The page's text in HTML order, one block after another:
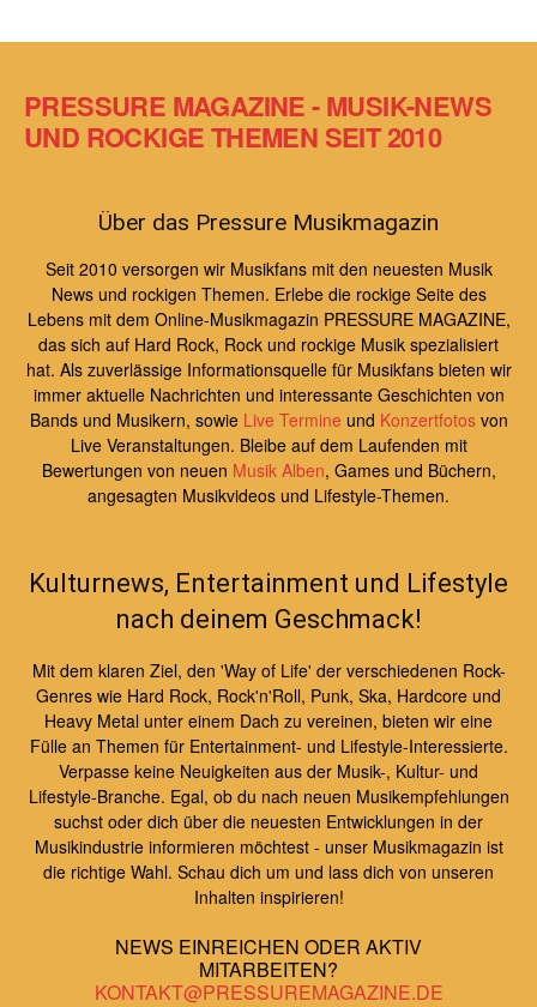
PRESSURE MAGAZINE - MUSIK-NEWS
UND ROCKIGE THEMEN SEIT 2010
Über das Pressure Musikmagazin
Seit 2010 versorgen wir Musikfans mit den neuesten Musik
News und rockigen Themen. Erlebe die rockige Seite des
Lebens mit dem Online-Musikmagazin PRESSURE MAGAZINE,
das sich auf Hard Rock, Rock und rockige Musik spezialisiert
hat. Als zuverlässige Informationsquelle für Musikfans bieten wir
immer aktuelle Nachrichten und interessante Geschichten von
Bands und Musikern, sowie Live Termine und Konzertfotosvon
Live Veranstaltungen. Bleibe auf dem Laufenden mit
Bewertungen von neuen Musik Alben, Games und Büchern,
angesagten Musikvideos und Lifestyle-Themen.
Kulturnews, Entertainment und Lifestyle
nach deinem Geschmack!
Mit dem klaren Ziel, den 'Way of Life' der verschiedenen Rock-
Genres wie Hard Rock, Rock'n'Roll, Punk, Ska, Hardcore und
Heavy Metal unter einem Dach zu vereinen, bieten wir eine
Fülle an Themen für Entertainment- und Lifestyle-Interessierte.
Verpasse keine Neuigkeiten aus der Musik-, Kultur- und
Lifestyle-Branche. Egal, ob du nach neuen Musikempfehlungen
suchst oder dich über die neuesten Entwicklungen in der
Musikindustrie informieren möchtest - unser Musikmagazin ist
die richtige Wahl. Schau dich um und lass dich von unseren
Inhalten inspirieren!
NEWS EINREICHEN ODER AKTIV
MITARBEITEN?
KONTAKT@PRESSUREMAGAZINE.DE